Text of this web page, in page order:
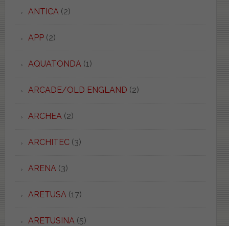
ANTICA (2)
APP(2)
AQUATONDA (1)
ARCADE/OLD ENGLAND (2)
ARCHEA (2)
ARCHITEC(3)
ARENA (3)
ARETUSA (17)
ARETUSINA (5)